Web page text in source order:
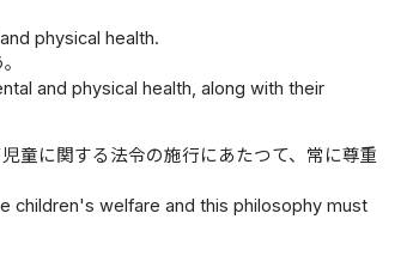
physical health.
and physical health, along with their
童に関する法令の施行にあたつて、常に尊重
children's welfare and this philosophy must